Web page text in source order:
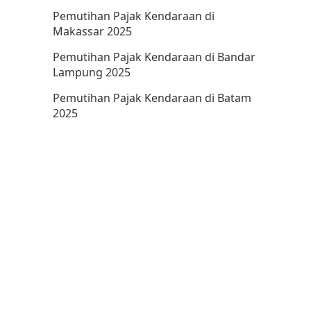
Pemutihan Pajak Kendaraan di
Makassar 2025
Pemutihan Pajak Kendaraan di Bandar
Lampung 2025
Pemutihan Pajak Kendaraan di Batam
2025